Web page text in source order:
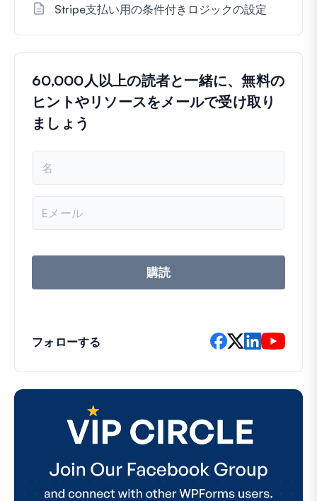
Stripe支払い用の条件付きロジックの設定
60,000人以上の読者と一緒に、無料の
ヒントやリソースをメールで受け取り
ましょう
ル
ド
購読
フォローする